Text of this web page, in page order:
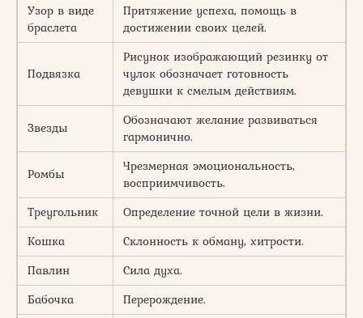
Узор в виде
браслета
Притяжение успеха, помощь в
достижении своих целей.
Подвязка
Рисунок изображающий резинку от
чулок обозначает готовность
девушки к смелым действиям.
Звезды
Обозначают желание развиваться
гармонично.
Ромбы
Чрезмерная эмоциональность,
восприимчивость.
Треугольник
Определение точной цели в жизни.
Кошка
Склонность к обману, хитрости.
Павлин
Сила духа.
Бабочка
Перерождение.